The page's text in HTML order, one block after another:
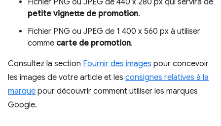
petite vignette de promotion.
Fichier PNG ou JPEG de 1 400 x 560 px à utiliser
comme carte de promotion.
Consultez la section Fournir des images pour concevoir
les images de votre article et les consignes relatives à la
marque pour découvrir comment utiliser les marques
Google.